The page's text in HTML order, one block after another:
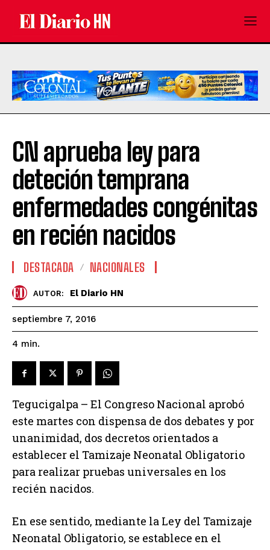
CN aprueba ley para
deteción temprana
enfermedades congénitas
en recién nacidos
DESTACADA NACIONALES
AUTOR: El Diario HN
septiembre 7, 2016
4 min.
Tegucigalpa – El Congreso Nacional aprobó
este martes con dispensa de dos debates y por
unanimidad, dos decretos orientados a
establecer el Tamizaje Neonatal Obligatorio
para realizar pruebas universales en los
recién nacidos.
En ese sentido, mediante la Ley del Tamizaje
Neonatal Obligatorio, se establece en el